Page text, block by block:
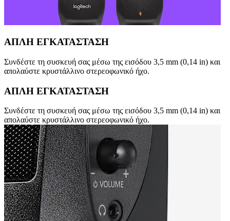
ΑΠΛΗ ΕΓΚΑΤΑΣΤΑΣΗ
Συνδέστε τη συσκευή σας μέσω της εισόδου 3,5 mm (0,14 in) και
απολαύστε κρυστάλλινο στερεοφωνικό ήχο.
ΑΠΛΗ ΕΓΚΑΤΑΣΤΑΣΗ
Συνδέστε τη συσκευή σας μέσω της εισόδου 3,5 mm (0,14 in) και
απολαύστε κρυστάλλινο στερεοφωνικό ήχο.